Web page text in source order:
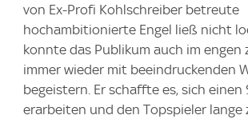
von Ex-Profi Kohlschreiber betreute
hochambitionierte Engel ließ nicht
konnte das Publikum auch im engen
immer wieder mit beeindruckenden
begeistern. Er schaffte es, sich einen
erarbeiten und den Topspieler lange